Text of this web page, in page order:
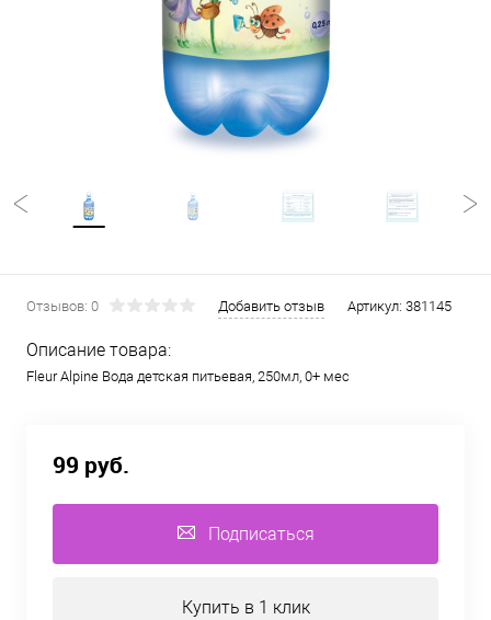
Отзывов: 0 Добавить отзыв Артикул: 381145
Описание товара:
Fleur Alpine Вода детская питьевая, 250мл, 0+ мес
99 руб.
Подписаться
Купить в 1 клик